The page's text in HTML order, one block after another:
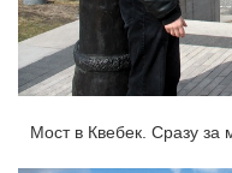
Мост в Квебек. Сразу за